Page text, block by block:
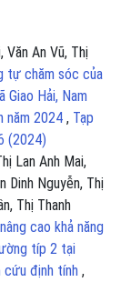
Văn An Vũ, Thị
tự chăm sóc của
Hải, Nam
năm 2024 , Tạp
(2024)
Lan Anh Mai,
Dinh Nguyễn, Thị
Thị Thanh
cao khả năng
típ 2 tại
cứu định tính ,